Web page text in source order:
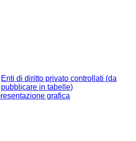
Enti di diritto privato controllati (da
pubblicare in tabelle)
grafica